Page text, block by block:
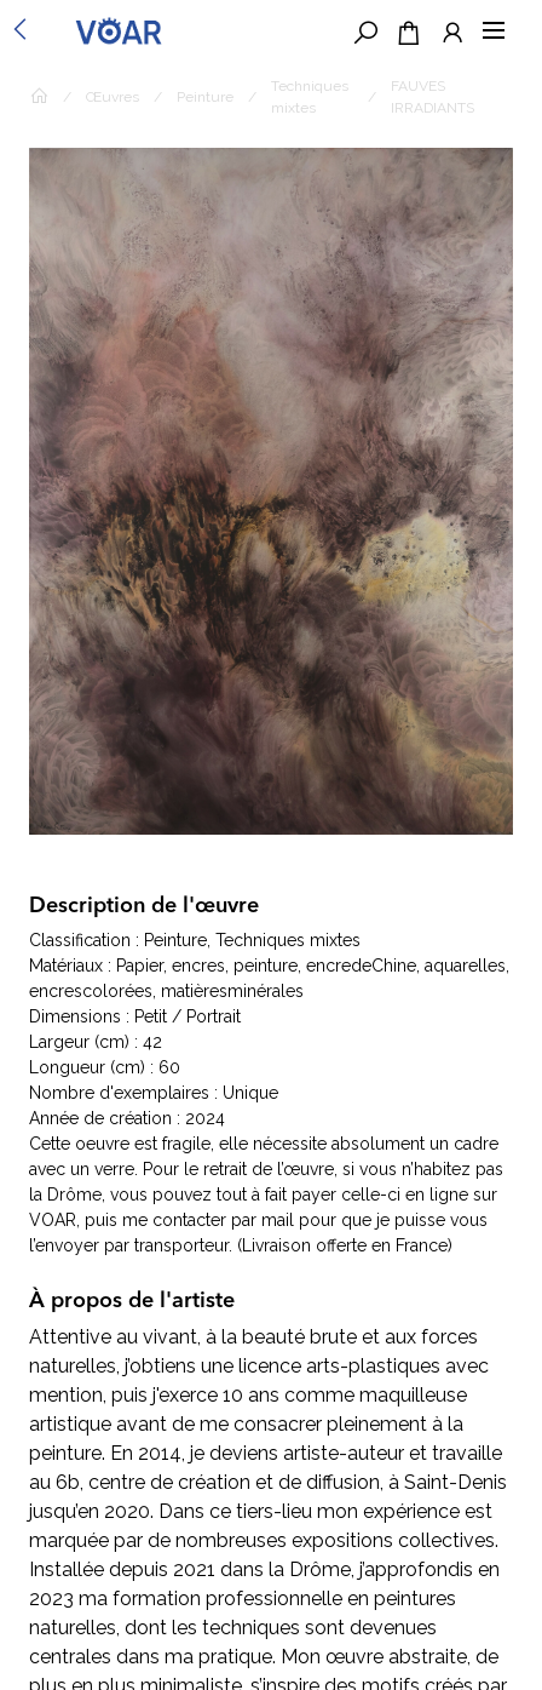
/ Œuvres / Peinture /
Techniques
mixtes
/
FAUVES
IRRADIANTS
Description de l'œuvre
Classification : Peinture, Techniques mixtes
Matériaux : Papier, encres, peinture, encredeChine, aquarelles,
encrescolorées, matièresminérales
Dimensions : Petit / Portrait
Largeur (cm) : 42
Longueur (cm) : 60
Nombre d'exemplaires : Unique
Année de création : 2024
Cette oeuvre est fragile, elle nécessite absolument un cadre
avec un verre. Pour le retrait de l’œuvre, si vous n’habitez pas
la Drôme, vous pouvez tout à fait payer celle-ci en ligne sur
VOAR, puis me contacter par mail pour que je puisse vous
l’envoyer par transporteur. (Livraison offerte en France)
À propos de l'artiste
Attentive au vivant, à la beauté brute et aux forces
naturelles, j’obtiens une licence arts-plastiques avec
mention, puis j'exerce 10 ans comme maquilleuse
artistique avant de me consacrer pleinement à la
peinture. En 2014, je deviens artiste-auteur et travaille
au 6b, centre de création et de diffusion, à Saint-Denis
jusqu’en 2020. Dans ce tiers-lieu mon expérience est
marquée par de nombreuses expositions collectives.
Installée depuis 2021 dans la Drôme, j’approfondis en
2023 ma formation professionnelle en peintures
naturelles, dont les techniques sont devenues
centrales dans ma pratique. Mon œuvre abstraite, de